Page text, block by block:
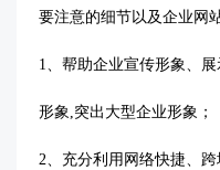
要注意的细节以及企业网
1、帮助企业宣传形象、
形象,突出大型企业形象；
2、充分利用网络快捷、